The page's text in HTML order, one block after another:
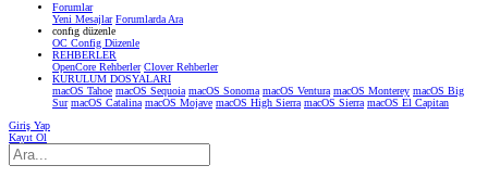
Forumlar
Yeni Mesajlar Forumlarda Ara
confıg düzenle
OC Config Düzenle
REHBERLER
OpenCore Rehberler Clover Rehberler
KURULUM DOSYALARI
macOS Tahoe macOS Sequoia macOS Sonoma macOS Ventura macOS Monterey macOS Big
Sur macOS Catalina macOS Mojave macOS High Sierra macOS Sierra macOS El Capitan
Giriş Yap
Kayıt Ol